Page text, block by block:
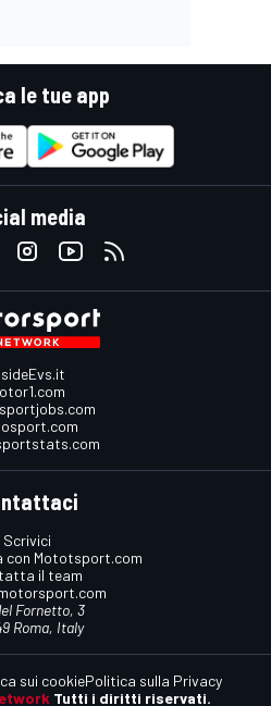
le tue app
media
Scrivici
con Mototsport.com
il team
Fornetto, 3
Roma, Italy
Tutti i diritti riservati.
sui cookiePolitica sulla Privacy